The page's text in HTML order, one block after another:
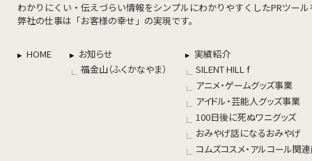
わかりにくい・伝えづらい情報をシンプルにわかりやすくしたPRツー
弊社の仕事は「お客様の幸せ」の実現です。
HOME
お知らせ
福金山（ふくかなやま）
実績紹介
SILENT HILL f
アニメ・ゲームグッズ事業
アイドル・芸能人グッズ事業
100日後に死ぬワニグッズ
おみやげ話になるおみやげ
コムズコスメ・アルコール関